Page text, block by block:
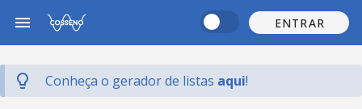
ENTRAR
Conheça o gerador de listas aqui!